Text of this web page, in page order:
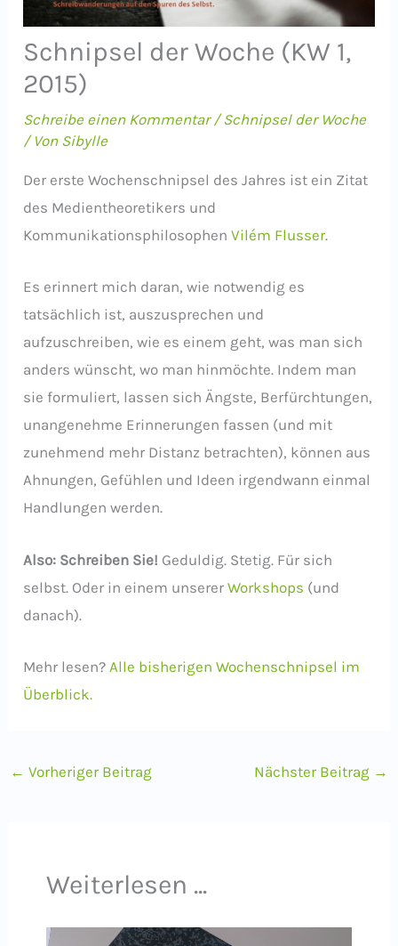
Schnipsel der Woche (KW 1,
2015)
Schreibe einen Kommentar /Schnipsel der Woche
/ Von Sibylle
Der erste Wochenschnipsel des Jahres ist ein Zitat
des Medientheoretikers und
KommunikationsphilosophenVilém Flusser.
Es erinnert mich daran, wie notwendig es
tatsächlich ist, auszusprechen und
aufzuschreiben, wie es einem geht, was man sich
anders wünscht, wo man hinmöchte. Indem man
sie formuliert, lassen sich Ängste, Berfürchtungen,
unangenehme Erinnerungen fassen (und mit
zunehmend mehr Distanz betrachten), können aus
Ahnungen, Gefühlen und Ideen irgendwann einmal
Handlungen werden.
Also: Schreiben Sie! Geduldig. Stetig. Für sich
selbst. Oder in einem unsererWorkshops (und
danach).
Mehr lesen? Alle bisherigen Wochenschnipsel im
Überblick.
← Vorheriger Beitrag Nächster Beitrag →
Weiterlesen ...